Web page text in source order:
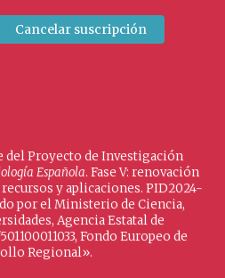
del Proyecto de Investigación
Española. Fase V: renovación
y aplicaciones. PID2024-
por el Ministerio de Ciencia,
Agencia Estatal de
Fondo Europeo de
Regional».